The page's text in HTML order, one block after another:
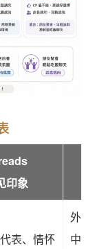
印象
表、情怀
外
中